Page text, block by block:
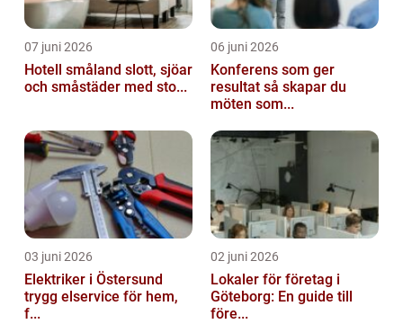
07 juni 2026
Hotell småland slott, sjöar
och småstäder med sto...
06 juni 2026
Konferens som ger
resultat så skapar du
möten som...
03 juni 2026
Elektriker i Östersund
trygg elservice för hem,
f...
02 juni 2026
Lokaler för företag i
Göteborg: En guide till
före...